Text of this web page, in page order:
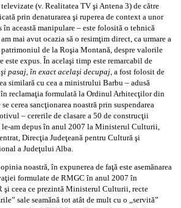
(v. Realitatea TV şi Antena 3) de către
prin denaturarea şi ruperea de context a unor
în această manipulare – este folosită o tehnică
mai avut ocazia să o resimţim direct, ca urmare a
patrimoniul de la Roşia Montană, despre valorile
este expus. În acelaşi timp este remarcabil de
pasaj în exact acelaşi decupaj , a fost folosit de
similară cu cea a ministrului Barbu – adusă
reclamaţia formulată la Ordinul Arhitecţilor din
cerea sancţionarea noastră prin suspendarea
– cererile de clasare a 50 de construcţii
le-am depus în anul 2007 la Ministerul Culturii,
Direcţia Judeţeană pentru Cultură şi
a Judeţului Alba.
noastră, în expunerea de faţă este asemănarea
formulate de RMGC în anul 2007 în
şi ceea ce prezintă Ministerul Culturii, recte
sale seamănă tot atât de mult cu o „servită”